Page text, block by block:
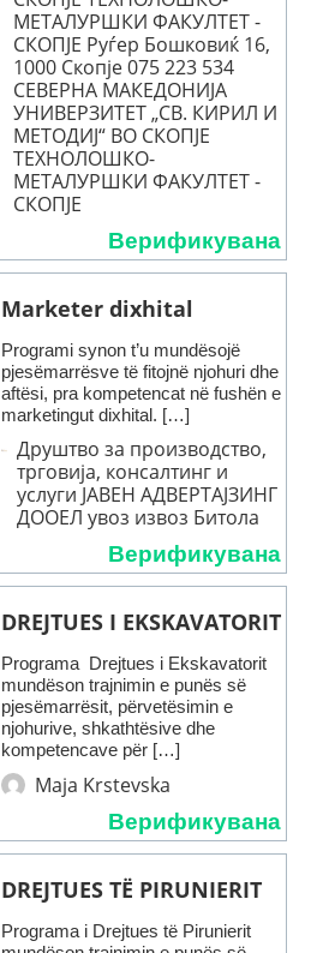
МЕТАЛУРШКИ ФАКУЛТЕТ -
СКОПЈЕ Руѓер Бошковиќ 16,
1000 Скопје 075 223 534
СЕВЕРНА МАКЕДОНИЈА
УНИВЕРЗИТЕТ „СВ. КИРИЛ И
МЕТОДИЈ“ ВО СКОПЈЕ
TEХНОЛОШКО-
МЕТАЛУРШКИ ФАКУЛТЕТ -
СКОПЈЕ
Верификувана
Marketer dixhital
Programi synon t’u mundësojë
pjesëmarrësve të fitojnë njohuri dhe
aftësi, pra kompetencat në fushën e
marketingut dixhital. […]
Друштво за производство,
трговија, консалтинг и
услуги ЈАВЕН АДВЕРТАЈЗИНГ
ДООЕЛ увоз извоз Битола
Верификувана
DREJTUES I EKSKAVATORIT
Programa Drejtues i Ekskavatorit
mundëson trajnimin e punës së
pjesëmarrësit, përvetësimin e
njohurive, shkathtësive dhe
kompetencave për […]
Maja Krstevska
Верификувана
DREJTUES TË PIRUNIERIT
Programa i Drejtues të Pirunierit